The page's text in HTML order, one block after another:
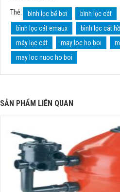
Thẻ: bình lọc bể bơi bình lọc cát
bình lọc cát emaux
bình lọc cát
máy lọc cát
may loc ho boi
may loc nuoc ho boi
SẢN PHẨM LIÊN QUAN